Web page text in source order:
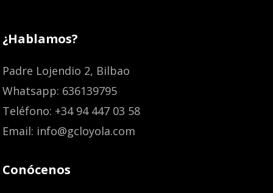
¿Hablamos?
Padre Lojendio 2, Bilbao
Whatsapp: 636139795
Teléfono: +34 94 447 03 58
Email: info@gcloyola.com
Conócenos